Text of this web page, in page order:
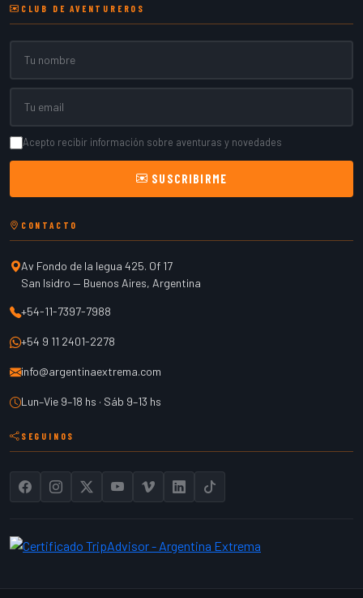
CLUB DE AVENTUREROS
Acepto recibir información sobre aventuras y novedades
SUSCRIBIRME
CONTACTO
Av Fondo de la legua 425. Of 17
San Isidro — Buenos Aires, Argentina
+54-11-7397-7988
+54 9 11 2401-2278
info@argentinaextrema.com
Lun–Vie 9–18 hs · Sáb 9–13 hs
SEGUINOS